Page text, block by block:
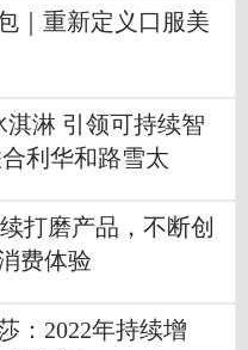
｜重新定义口服美
淇淋 引领可持续智
利华和路雪太
打磨产品，不断创
费体验
：2022年持续增